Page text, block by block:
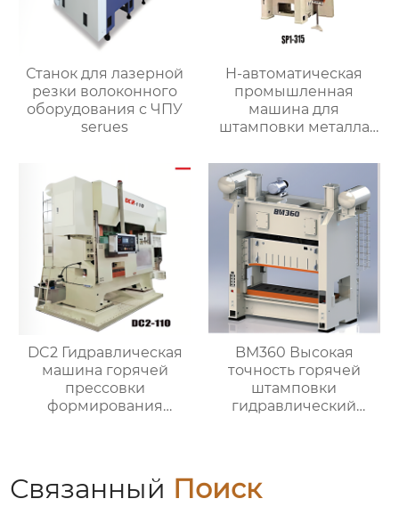
Станок для лазерной
резки волоконного
оборудования с ЧПУ
serues
H-автоматическая
промышленная
машина для
штамповки металла
DC2 Гидравлическая
машина горячей
прессовки
формирования
BM360 Высокая
точность горячей
штамповки
гидравлический
Связанный Поиск